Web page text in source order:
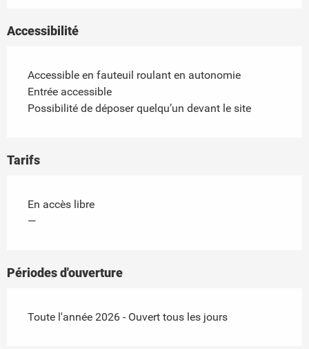
Accessibilité
Accessible en fauteuil roulant en autonomie
Entrée accessible
Possibilité de déposer quelqu’un devant le site
Tarifs
En accès libre
—
Périodes d'ouverture
Toute l'année 2026 - Ouvert tous les jours